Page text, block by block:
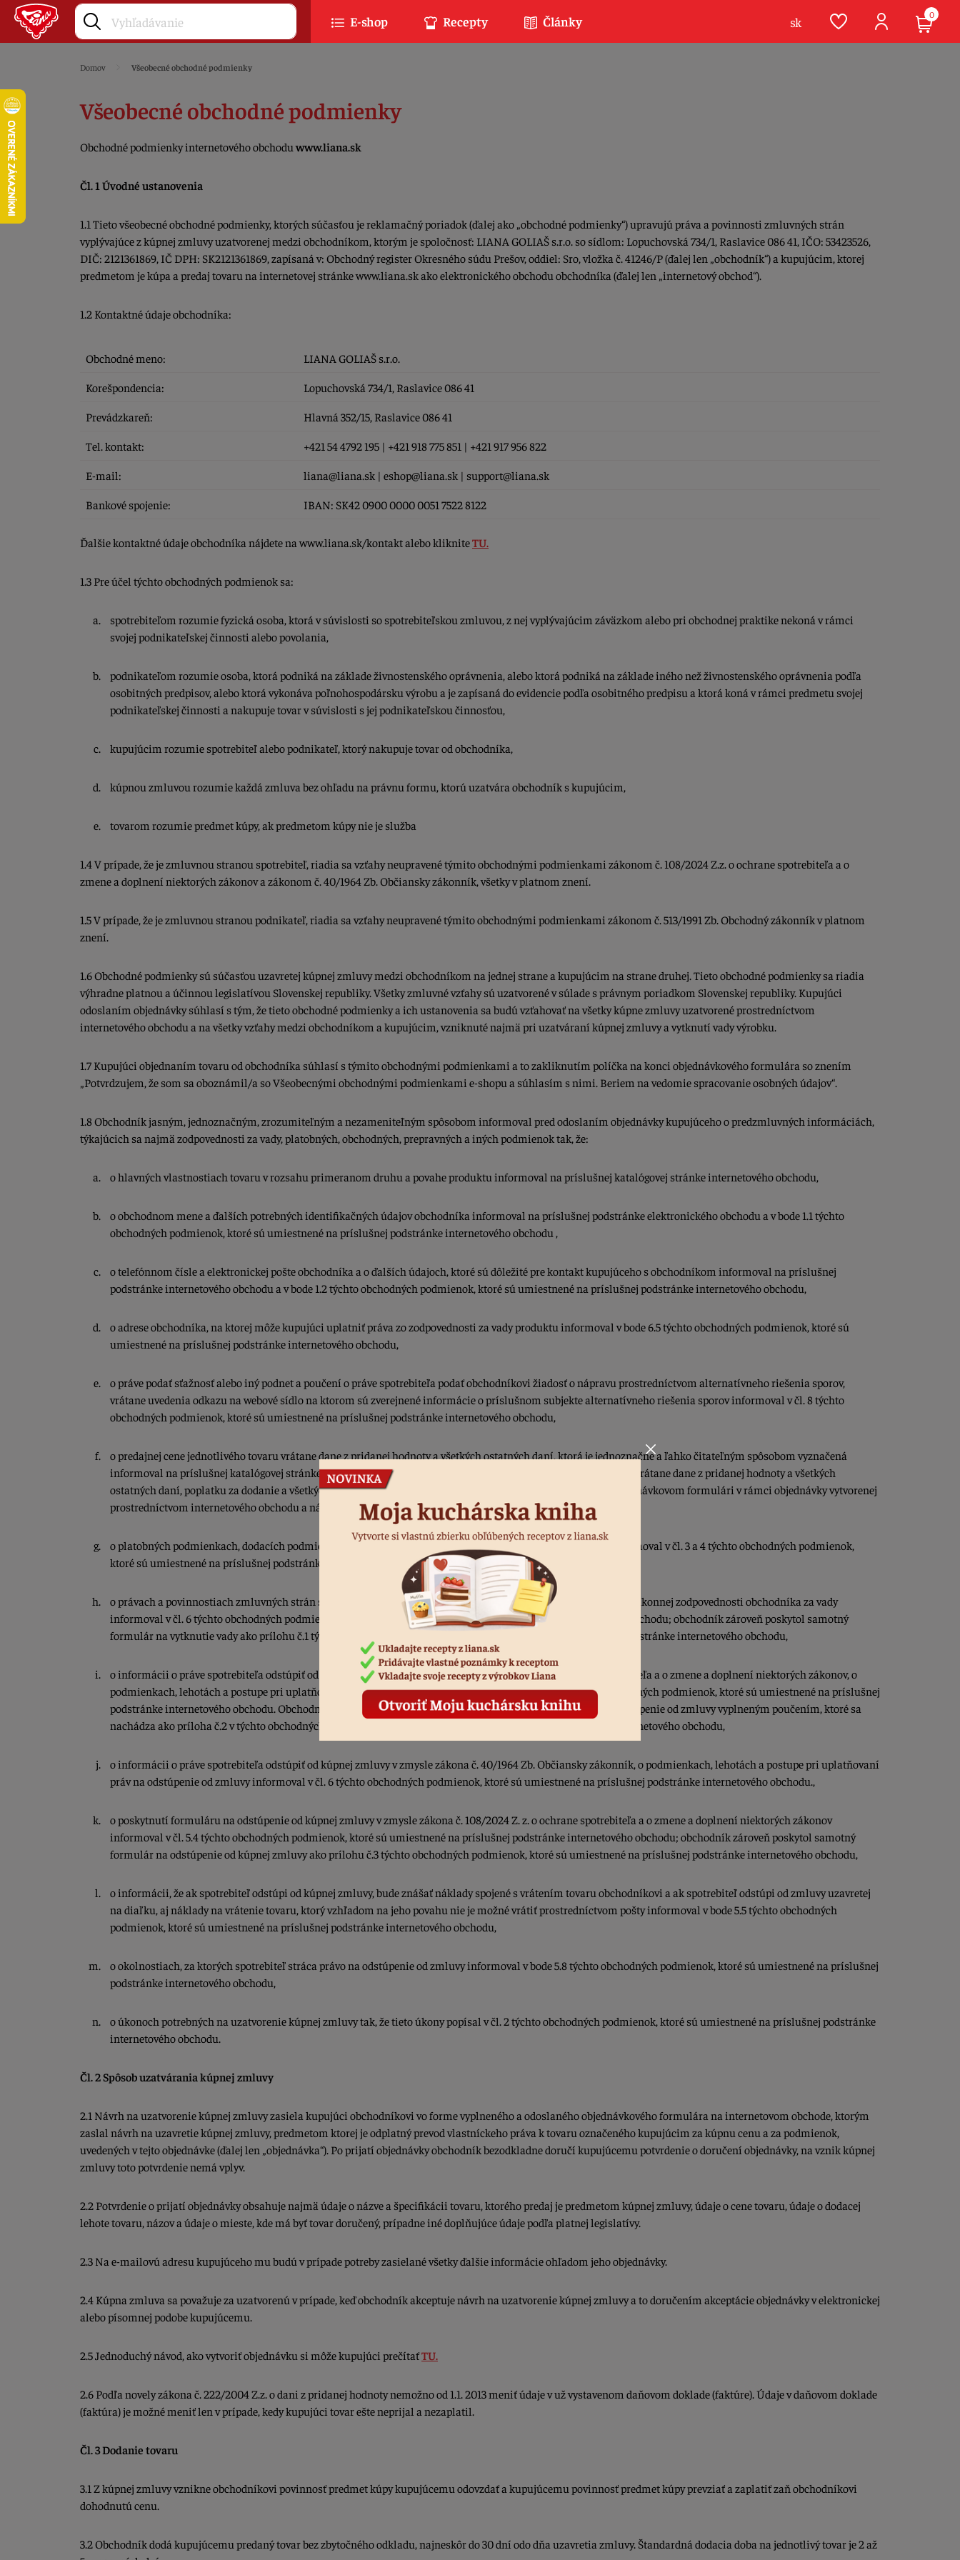
Domov Všeobecné obchodné podmienky
Všeobecné obchodné podmienky
Obchodné podmienky internetového obchoduwww.liana.sk
Čl. 1 Úvodné ustanovenia
1.1 Tieto všeobecné obchodné podmienky, ktorých súčasťou je reklamačný poriadok (ďalej ako „obchodné podmienky“) upravujú práva a povinnosti zmluvných strán
vyplývajúce z kúpnej zmluvy uzatvorenej medzi obchodníkom, ktorým je spoločnosť: LIANA GOLIAŠ s.r.o. so sídlom: Lopuchovská 734/1, Raslavice 086 41, IČO: 53423526,
DIČ: 2121361869, IČ DPH: SK2121361869, zapísaná v: Obchodný register Okresného súdu Prešov, oddiel: Sro, vložka č. 41246/P (ďalej len „obchodník“) a kupujúcim, ktorej
predmetom je kúpa a predaj tovaru na internetovej stránke www.liana.sk ako elektronického obchodu obchodníka (ďalej len „internetový obchod“).
1.2 Kontaktné údaje obchodníka:
Obchodné meno: LIANA GOLIAŠ s.r.o.
Korešpondencia: Lopuchovská 734/1, Raslavice 086 41
Prevádzkareň: Hlavná 352/15, Raslavice 086 41
Tel. kontakt: +421 54 4792 195 | +421 918 775 851 | +421 917 956 822
E-mail: liana@liana.sk | eshop@liana.sk | support@liana.sk
Bankové spojenie: IBAN: SK42 0900 0000 0051 7522 8122
Ďalšie kontaktné údaje obchodníka nájdete na www.liana.sk/kontakt alebo klikniteTU.
1.3 Pre účel týchto obchodných podmienok sa:
spotrebiteľom rozumie fyzická osoba, ktorá v súvislosti so spotrebiteľskou zmluvou, z nej vyplývajúcim záväzkom alebo pri obchodnej praktike nekoná v rámci
svojej podnikateľskej činnosti alebo povolania,
podnikateľom rozumie osoba, ktorá podniká na základe živnostenského oprávnenia, alebo ktorá podniká na základe iného než živnostenského oprávnenia podľa
osobitných predpisov, alebo ktorá vykonáva poľnohospodársku výrobu a je zapísaná do evidencie podľa osobitného predpisu a ktorá koná v rámci predmetu svojej
podnikateľskej činnosti a nakupuje tovar v súvislosti s jej podnikateľskou činnosťou,
kupujúcim rozumie spotrebiteľ alebo podnikateľ, ktorý nakupuje tovar od obchodníka,
kúpnou zmluvou rozumie každá zmluva bez ohľadu na právnu formu, ktorú uzatvára obchodník s kupujúcim,
tovarom rozumie predmet kúpy, ak predmetom kúpy nie je služba
1.4 V prípade, že je zmluvnou stranou spotrebiteľ, riadia sa vzťahy neupravené týmito obchodnými podmienkami zákonom č. 108/2024 Z.z. o ochrane spotrebiteľa a o
zmene a doplnení niektorých zákonov a zákonom č. 40/1964 Zb. Občiansky zákonník, všetky v platnom znení.
1.5 V prípade, že je zmluvnou stranou podnikateľ, riadia sa vzťahy neupravené týmito obchodnými podmienkami zákonom č. 513/1991 Zb. Obchodný zákonník v platnom
znení.
1.6 Obchodné podmienky sú súčasťou uzavretej kúpnej zmluvy medzi obchodníkom na jednej strane a kupujúcim na strane druhej. Tieto obchodné podmienky sa riadia
výhradne platnou a účinnou legislatívou Slovenskej republiky. Všetky zmluvné vzťahy sú uzatvorené v súlade s právnym poriadkom Slovenskej republiky. Kupujúci
odoslaním objednávky súhlasí s tým, že tieto obchodné podmienky a ich ustanovenia sa budú vzťahovať na všetky kúpne zmluvy uzatvorené prostredníctvom
internetového obchodu a na všetky vzťahy medzi obchodníkom a kupujúcim, vzniknuté najmä pri uzatváraní kúpnej zmluvy a vytknutí vady výrobku.
1.7 Kupujúci objednaním tovaru od obchodníka súhlasí s týmito obchodnými podmienkami a to zakliknutím políčka na konci objednávkového formulára so znením
„Potvrdzujem, že som sa oboznámil/a so Všeobecnými obchodnými podmienkami e-shopu a súhlasím s nimi. Beriem na vedomie spracovanie osobných údajov“.
1.8 Obchodník jasným, jednoznačným, zrozumiteľným a nezameniteľným spôsobom informoval pred odoslaním objednávky kupujúceho o predzmluvných informáciách,
týkajúcich sa najmä zodpovednosti za vady, platobných, obchodných, prepravných a iných podmienok tak, že:
o hlavných vlastnostiach tovaru v rozsahu primeranom druhu a povahe produktu informoval na príslušnej katalógovej stránke internetového obchodu,
o obchodnom mene a ďalších potrebných identifikačných údajov obchodníka informoval na príslušnej podstránke elektronického obchodu a v bode 1.1 týchto
obchodných podmienok, ktoré sú umiestnené na príslušnej podstránke internetového obchodu ,
o telefónnom čísle a elektronickej pošte obchodníka a o ďalších údajoch, ktoré sú dôležité pre kontakt kupujúceho s obchodníkom informoval na príslušnej
podstránke internetového obchodu a v bode 1.2 týchto obchodných podmienok, ktoré sú umiestnené na príslušnej podstránke internetového obchodu,
o adrese obchodníka, na ktorej môže kupujúci uplatniť práva zo zodpovednosti za vady produktu informoval v bode 6.5 týchto obchodných podmienok, ktoré sú
umiestnené na príslušnej podstránke internetového obchodu,
o práve podať sťažnosť alebo iný podnet a poučení o práve spotrebiteľa podať obchodníkovi žiadosť o nápravu prostredníctvom alternatívneho riešenia sporov,
vrátane uvedenia odkazu na webové sídlo na ktorom sú zverejnené informácie o príslušnom subjekte alternatívneho riešenia sporov informoval v čl. 8 týchto
obchodných podmienok, ktoré sú umiestnené na príslušnej podstránke internetového obchodu,
o predajnej cene jednotlivého tovaru vrátane dane z pridanej hodnoty a všetkých ostatných daní, ktorá je jednoznačne a ľahko čitateľným spôsobom vyznačená
informoval na príslušnej katalógovej stránke internetového obchodu a o výslednej konečnej cene za objednávku, vrátane dane z pridanej hodnoty a všetkých
ostatných daní, poplatku za dodanie a všetkých ostatných poplatkov spojených s objednávkou informoval v objednávkovom formulári v rámci objednávky vytvorenej
prostredníctvom internetového obchodu a následne aj v akceptácii objednávky,
o platobných podmienkach, dodacích podmienkach a o lehote, do ktorej sa obchodník zaväzuje dodať tovar informoval v čl. 3 a 4 týchto obchodných podmienok,
ktoré sú umiestnené na príslušnej podstránke internetového obchodu,
o právach a povinnostiach zmluvných strán spojených so zodpovednosťou za vady a o existencii a dĺžke trvania zákonnej zodpovednosti obchodníka za vady
informoval v čl. 6 týchto obchodných podmienok, ktoré sú umiestnené na príslušnej podstránke internetového obchodu; obchodník zároveň poskytol samotný
formulár na vytknutie vady ako prílohu č.1 týchto obchodných podmienok, ktoré sú umiestnené na príslušnej podstránke internetového obchodu,
o informácii o práve spotrebiteľa odstúpiť od kúpnej zmluvy v zmysle zákona č. 108/2024 Z. z. o ochrane spotrebiteľa a o zmene a doplnení niektorých zákonov, o
podmienkach, lehotách a postupe pri uplatňovaní práv na odstúpenie od zmluvy informoval v čl. 5 týchto obchodných podmienok, ktoré sú umiestnené na príslušnej
podstránke internetového obchodu. Obchodník spotrebiteľa taktiež riadne informoval o uplatnení práva na odstúpenie od zmluvy vyplneným poučením, ktoré sa
nachádza ako príloha č.2 v týchto obchodných podmienkach, ktoré sú umiestnené na príslušnej podstránke internetového obchodu,
o informácii o práve spotrebiteľa odstúpiť od kúpnej zmluvy v zmysle zákona č. 40/1964 Zb. Občiansky zákonník, o podmienkach, lehotách a postupe pri uplatňovaní
práv na odstúpenie od zmluvy informoval v čl. 6 týchto obchodných podmienok, ktoré sú umiestnené na príslušnej podstránke internetového obchodu.,
o poskytnutí formuláru na odstúpenie od kúpnej zmluvy v zmysle zákona č. 108/2024 Z. z. o ochrane spotrebiteľa a o zmene a doplnení niektorých zákonov
informoval v čl. 5.4 týchto obchodných podmienok, ktoré sú umiestnené na príslušnej podstránke internetového obchodu; obchodník zároveň poskytol samotný
formulár na odstúpenie od kúpnej zmluvy ako prílohu č.3 týchto obchodných podmienok, ktoré sú umiestnené na príslušnej podstránke internetového obchodu,
o informácii, že ak spotrebiteľ odstúpi od kúpnej zmluvy, bude znášať náklady spojené s vrátením tovaru obchodníkovi a ak spotrebiteľ odstúpi od zmluvy uzavretej
na diaľku, aj náklady na vrátenie tovaru, ktorý vzhľadom na jeho povahu nie je možné vrátiť prostredníctvom pošty informoval v bode 5.5 týchto obchodných
podmienok, ktoré sú umiestnené na príslušnej podstránke internetového obchodu,
o okolnostiach, za ktorých spotrebiteľ stráca právo na odstúpenie od zmluvy informoval v bode 5.8 týchto obchodných podmienok, ktoré sú umiestnené na príslušnej
podstránke internetového obchodu,
o úkonoch potrebných na uzatvorenie kúpnej zmluvy tak, že tieto úkony popísal v čl. 2 týchto obchodných podmienok, ktoré sú umiestnené na príslušnej podstránke
internetového obchodu.
Čl. 2 Spôsob uzatvárania kúpnej zmluvy
2.1 Návrh na uzatvorenie kúpnej zmluvy zasiela kupujúci obchodníkovi vo forme vyplneného a odoslaného objednávkového formulára na internetovom obchode, ktorým
zaslal návrh na uzavretie kúpnej zmluvy, predmetom ktorej je odplatný prevod vlastníckeho práva k tovaru označeného kupujúcim za kúpnu cenu a za podmienok,
uvedených v tejto objednávke (ďalej len „objednávka“). Po prijatí objednávky obchodník bezodkladne doručí kupujúcemu potvrdenie o doručení objednávky, na vznik kúpnej
zmluvy toto potvrdenie nemá vplyv.
2.2 Potvrdenie o prijatí objednávky obsahuje najmä údaje o názve a špecifikácii tovaru, ktorého predaj je predmetom kúpnej zmluvy, údaje o cene tovaru, údaje o dodacej
lehote tovaru, názov a údaje o mieste, kde má byť tovar doručený, prípadne iné doplňujúce údaje podľa platnej legislatívy.
2.3 Na e-mailovú adresu kupujúceho mu budú v prípade potreby zasielané všetky ďalšie informácie ohľadom jeho objednávky.
2.4 Kúpna zmluva sa považuje za uzatvorenú v prípade, keď obchodník akceptuje návrh na uzatvorenie kúpnej zmluvy a to doručením akceptácie objednávky v elektronickej
alebo písomnej podobe kupujúcemu.
2.5 Jednoduchý návod, ako vytvoriť objednávku si môže kupujúci prečítaťTU.
2.6 Podľa novely zákona č. 222/2004 Z.z. o dani z pridanej hodnoty nemožno od 1.1. 2013 meniť údaje v už vystavenom daňovom doklade (faktúre). Údaje v daňovom doklade
(faktúra) je možné meniť len v prípade, kedy kupujúci tovar ešte neprijal a nezaplatil.
Čl. 3 Dodanie tovaru
3.1 Z kúpnej zmluvy vznikne obchodníkovi povinnosť predmet kúpy kupujúcemu odovzdať a kupujúcemu povinnosť predmet kúpy prevziať a zaplatiť zaň obchodníkovi
dohodnutú cenu.
3.2 Obchodník dodá kupujúcemu predaný tovar bez zbytočného odkladu, najneskôr do 30 dní odo dňa uzavretia zmluvy. Štandardná dodacia doba na jednotlivý tovar je 2 až
E-shop Recepty Články sk 0